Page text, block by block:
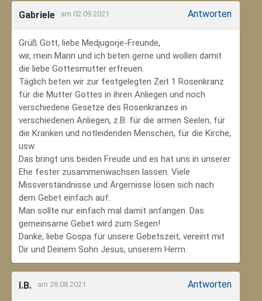
Gabriele am 02.09.2021 Antworten
Grüß Gott, liebe Medjugorje-Freunde,
wir, mein Mann und ich beten gerne und wollen damit
die liebe Gottesmutter erfreuen.
Täglich beten wir zur festgelegten Zeit 1 Rosenkranz
für die Mutter Gottes in ihren Anliegen und noch
verschiedene Gesetze des Rosenkranzes in
verschiedenen Anliegen, z.B. für die armen Seelen, für
die Kranken und notleidenden Menschen, für die Kirche,
usw.
Das bringt uns beiden Freude und es hat uns in unserer
Ehe fester zusammenwachsen lassen. Viele
Missverständnisse und Ärgernisse lösen sich nach
dem Gebet einfach auf.
Man sollte nur einfach mal damit anfangen. Das
gemeinsame Gebet wird zum Segen!
Danke, liebe Gospa für unsere Gebetszeit, vereint mit
Dir und Deinem Sohn Jesus, unserem Herrn.
I.B. am 28.08.2021 Antworten